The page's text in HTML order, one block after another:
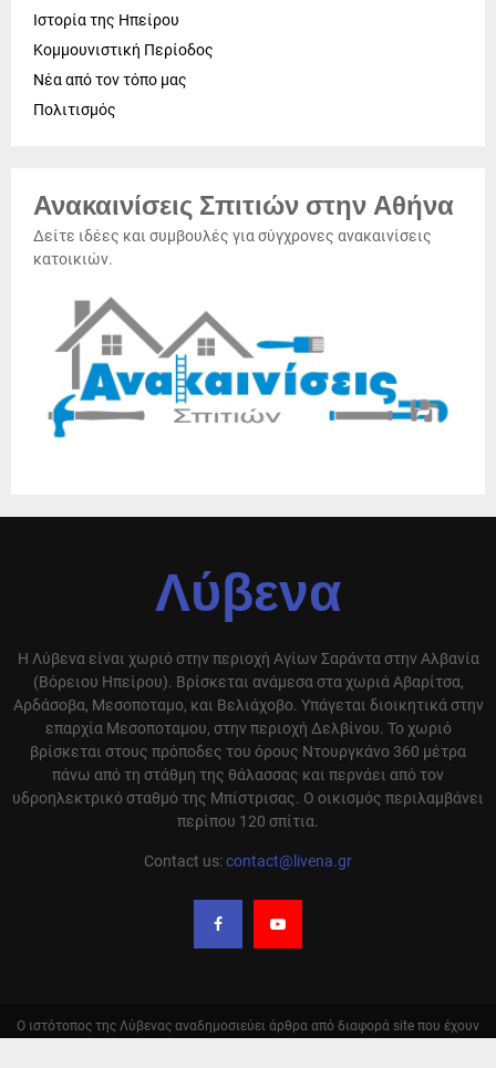
Ιστορία της Ηπείρου
Κομμουνιστική Περίοδος
Νέα από τον τόπο μας
Πολιτισμός
Ανακαινίσεις Σπιτιών στην Αθήνα
Δείτε ιδέες και συμβουλές για σύγχρονες ανακαινίσεις
κατοικιών.
Λύβενα
Η Λύβενα είναι χωριό στην περιοχή Αγίων Σαράντα στην Αλβανία
(Βόρειου Ηπείρου). Βρίσκεται ανάμεσα στα χωριά Αβαρίτσα,
Αρδάσοβα, Μεσοποταμο, και Βελιάχοβο. Υπάγεται διοικητικά στην
επαρχία Μεσοποταμου, στην περιοχή Δελβίνου. Το χωριό
βρίσκεται στους πρόποδες του όρους Ντουργκάνο 360 μέτρα
πάνω από τη στάθμη της θάλασσας και περνάει από τον
υδροηλεκτρικό σταθμό της Μπίστρισας. Ο οικισμός περιλαμβάνει
περίπου 120 σπίτια.
Contact us:contact@livena.gr
Ο ιστότοπος της Λύβενας αναδημοσιεύει άρθρα από διαφορά site που έχουν